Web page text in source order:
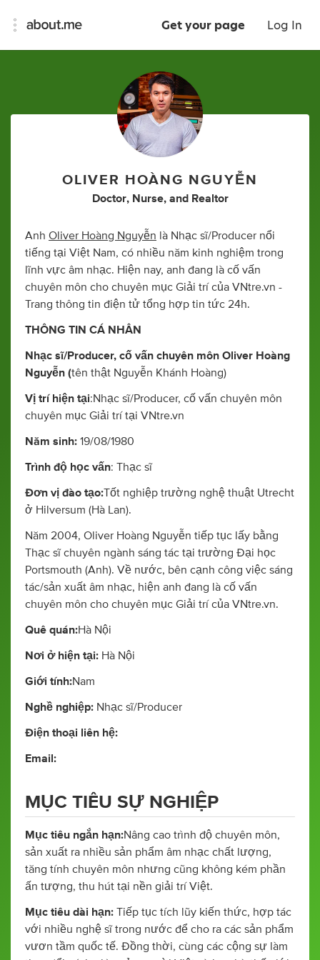
Get your page Log In
OLIVER HOÀNG NGUYỄN
Doctor, Nurse, and Realtor
Anh Oliver Hoàng Nguyễn là Nhạc sĩ/Producer nổi
tiếng tại Việt Nam, có nhiều năm kinh nghiệm trong
lĩnh vực âm nhạc. Hiện nay, anh đang là cố vấn
chuyên môn cho chuyên mục Giải trí của VNtre.vn -
Trang thông tin điện tử tổng hợp tin tức 24h.
THÔNG TIN CÁ NHÂN
Nhạc sĩ/Producer, cố vấn chuyên môn Oliver Hoàng
Nguyễn (tên thật Nguyễn Khánh Hoàng)
Vị trí hiện tại:Nhạc sĩ/Producer, cố vấn chuyên môn
chuyên mục Giải trí tại VNtre.vn
Năm sinh: 19/08/1980
Trình độ học vấn: Thạc sĩ
Đơn vị đào tạo:Tốt nghiệp trường nghệ thuật Utrecht
ở Hilversum (Hà Lan).
Năm 2004, Oliver Hoàng Nguyễn tiếp tục lấy bằng
Thạc sĩ chuyên ngành sáng tác tại trường Đại học
Portsmouth (Anh). Về nước, bên cạnh công việc sáng
tác/sản xuất âm nhạc, hiện anh đang là cố vấn
chuyên môn cho chuyên mục Giải trí của VNtre.vn.
Quê quán:Hà Nội
Nơi ở hiện tại: Hà Nội
Giới tính:Nam
Nghề nghiệp: Nhạc sĩ/Producer
Điện thoại liên hệ:
Email:
MỤC TIÊU SỰ NGHIỆP
Mục tiêu ngắn hạn:Nâng cao trình độ chuyên môn,
sản xuất ra nhiều sản phẩm âm nhạc chất lượng,
tăng tính chuyên môn nhưng cũng không kém phần
ấn tượng, thu hút tại nền giải trí Việt.
Mục tiêu dài hạn: Tiếp tục tích lũy kiến thức, hợp tác
với nhiều nghệ sĩ trong nước để cho ra các sản phẩm
vươn tầm quốc tế. Đồng thời, cùng các cộng sự làm